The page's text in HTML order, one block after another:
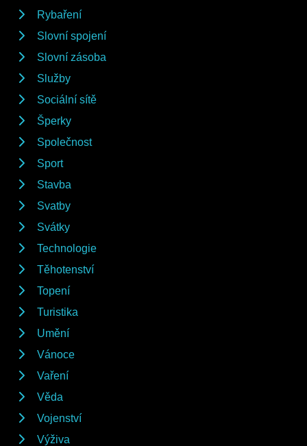
Rybaření
Slovní spojení
Slovní zásoba
Služby
Sociální sítě
Šperky
Společnost
Sport
Stavba
Svatby
Svátky
Technologie
Těhotenství
Topení
Turistika
Umění
Vánoce
Vaření
Věda
Vojenství
Výživa